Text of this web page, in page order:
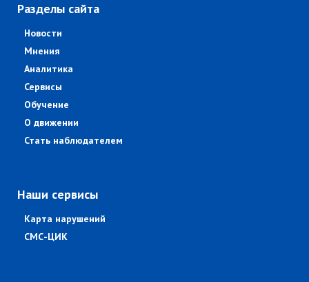
Разделы сайта
Новости
Мнения
Аналитика
Сервисы
Обучение
О движении
Стать наблюдателем
Наши сервисы
Карта нарушений
СМС-ЦИК